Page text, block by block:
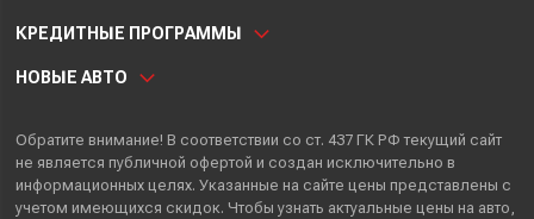
КРЕДИТНЫЕ ПРОГРАММЫ
НОВЫЕ АВТО
Обратите внимание! В соответствии со ст. 437 ГК РФ текущий сайт
не является публичной офертой и создан исключительно в
информационных целях. Указанные на сайте цены представлены с
учетом имеющихся скидок. Чтобы узнать актуальные цены на авто,